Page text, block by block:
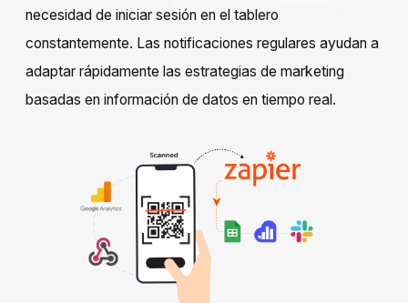
necesidad de iniciar sesión en el tablero
constantemente. Las notificaciones regulares ayudan a
adaptar rápidamente las estrategias de marketing
basadas en información de datos en tiempo real.